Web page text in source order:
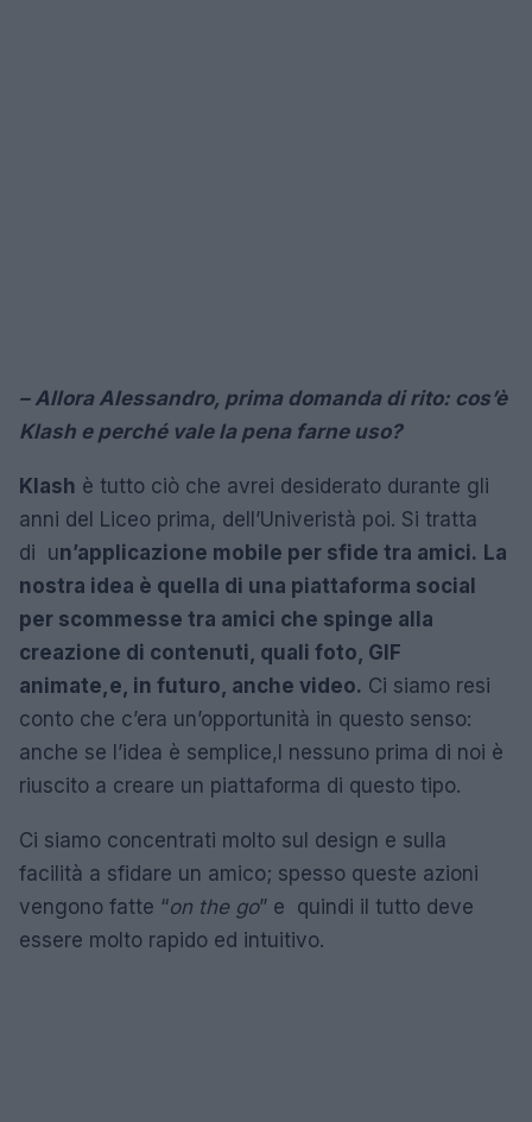
– Allora Alessandro, prima domanda di rito: cos’è
Klash e perché vale la pena farne uso?
Klash è tutto ciò che avrei desiderato durante gli
anni del Liceo prima, dell’Univeristà poi. Si tratta
di un’applicazione mobile per sfide tra amici. La
nostra idea è quella di una piattaforma social
per scommesse tra amici che spinge alla
creazione di contenuti, quali foto, GIF
animate,e, in futuro, anche video. Ci siamo resi
conto che c’era un’opportunità in questo senso:
anche se l’idea è semplice,l nessuno prima di noi è
riuscito a creare un piattaforma di questo tipo.
Ci siamo concentrati molto sul design e sulla
facilità a sfidare un amico; spesso queste azioni
vengono fatte “on the go” e quindi il tutto deve
essere molto rapido ed intuitivo.